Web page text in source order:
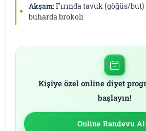
Akşam:Fırında tavuk (göğüs/
buharda brokoli
Kişiye özel online diyet
başlayın!
Online Randevu Al